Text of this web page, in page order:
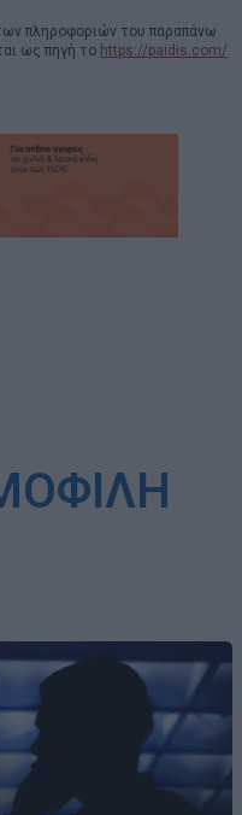
πληροφοριών του παραπάνω
ως πηγή το https://paidis.com/